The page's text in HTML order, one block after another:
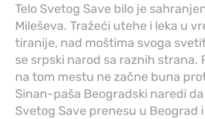
Telo Svetog Save bilo je
Mileševa. Tražeći utehe i leka u
tiranije, nad moštima svoga
se srpski narod sa raznih strana.
na tom mestu ne začne buna
Sinan-paša Beogradski naredi
Svetog Save prenesu u Beograd